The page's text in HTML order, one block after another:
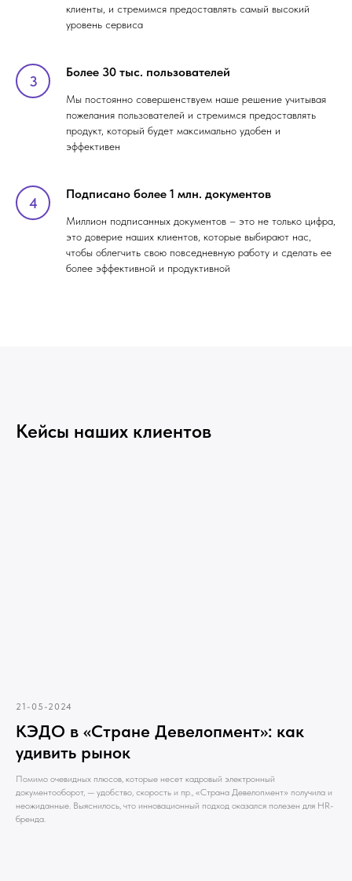
клиенты, и стремимся предоставлять самый высокий
уровень сервиса
Более 30 тыс. пользователей
Мы постоянно совершенствуем наше решение учитывая
пожелания пользователей и стремимся предоставлять
продукт, который будет максимально удобен и
эффективен
Подписано более 1 млн. документов
Миллион подписанных документов – это не только цифра,
это доверие наших клиентов, которые выбирают нас,
чтобы облегчить свою повседневную работу и сделать ее
более эффективной и продуктивной
Кейсы наших клиентов
21-05-2024
КЭДО в «Стране Девелопмент»: как
удивить рынок
Помимо очевидных плюсов, которые несет кадровый электронный
документооборот, — удобство, скорость и пр., «Страна Девелопмент» получила и
неожиданные. Выяснилось, что инновационный подход оказался полезен для HR-
бренда.